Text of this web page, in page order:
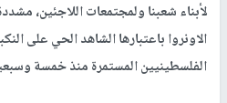
لأبناء شعبنا ولمجتمعات اللاجئين،
الاونروا باعتبارها الشاهد الحي على
الفلسطينيين المستمرة منذ خمسة